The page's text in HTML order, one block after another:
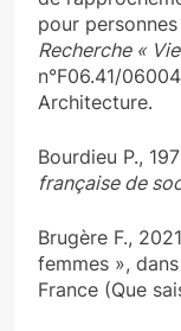
pour
Recherche «
n°F06.41/
Architecture.
Bourdieu P.,
française de
Brugère F.,
femmes », dans
France (Que